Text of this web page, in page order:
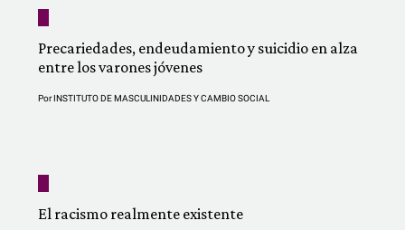
Precariedades, endeudamiento y suicidio en alza
entre los varones jóvenes
PorINSTITUTO DE MASCULINIDADES Y CAMBIO SOCIAL
El racismo realmente existente